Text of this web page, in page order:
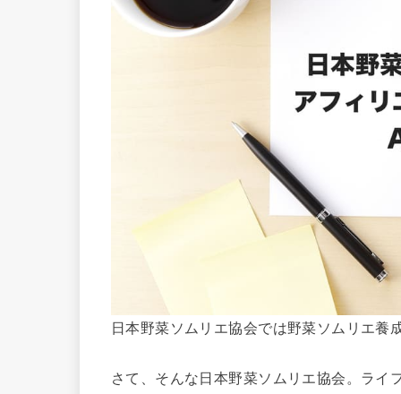
日本野菜ソムリエ協会では野菜ソムリエ養
さて、そんな日本野菜ソムリエ協会。ライ